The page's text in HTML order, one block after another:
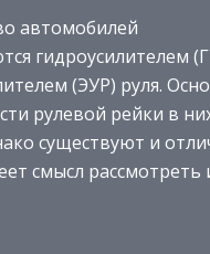
автомобилей
гидроусилителем
(ЭУР) руля.
рулевой рейки в
существуют и
смысл рассмотреть